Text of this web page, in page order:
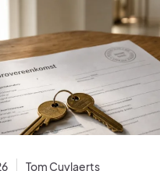
Tom Cuylaerts